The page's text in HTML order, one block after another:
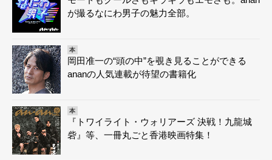
が撮るなにわ男子の魅力全部。
本
岡田准一の“頭の中”を覗き見ることができる
ananの人気連載が待望の書籍化
本
『トワイライト・ウォリアーズ 決戦！九龍城
砦』等、一冊丸ごと香港映画特集！